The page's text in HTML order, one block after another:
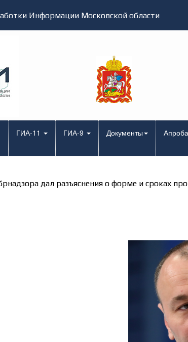
Информации Московской области
ГИА-11 ГИА-9 Документы
дал разъяснения о форме и сроках